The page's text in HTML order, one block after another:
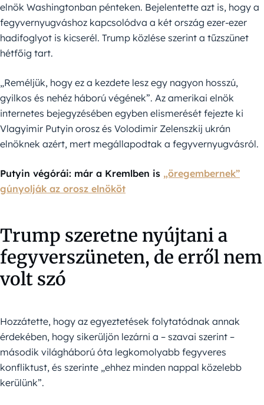
elnök Washingtonban pénteken. Bejelentette azt is, hogy a
fegyvernyugváshoz kapcsolódva a két ország ezer-ezer
hadifoglyot is kicserél. Trump közlése szerint a tűzszünet
hétfőig tart.
„Reméljük, hogy ez a kezdete lesz egy nagyon hosszú,
gyilkos és nehéz háború végének”. Az amerikai elnök
internetes bejegyzésében egyben elismerését fejezte ki
Vlagyimir Putyin orosz és Volodimir Zelenszkij ukrán
elnöknek azért, mert megállapodtak a fegyvernyugvásról.
Putyin végórái: már a Kremlben is „öregembernek”
gúnyolják az orosz elnököt
Trump szeretne nyújtani a
fegyverszüneten, de erről nem
volt szó
Hozzátette, hogy az egyeztetések folytatódnak annak
érdekében, hogy sikerüljön lezárni a – szavai szerint –
második világháború óta legkomolyabb fegyveres
konfliktust, és szerinte „ehhez minden nappal közelebb
kerülünk”.